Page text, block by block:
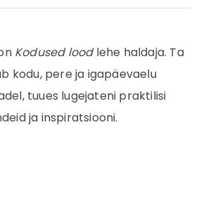
Kodused loodlehe haldaja. Ta
kodu, pere ja igapäevaelu
tuues lugejateni praktilisi
ja inspiratsiooni.